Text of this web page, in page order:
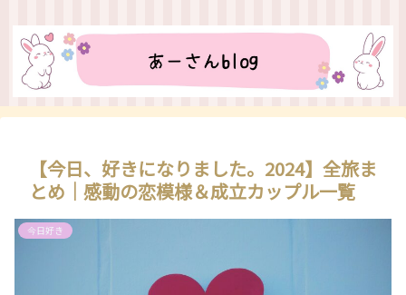
【今日、好きになりました。2024】全旅ま
とめ｜感動の恋模様＆成立カップル一覧
今日好き